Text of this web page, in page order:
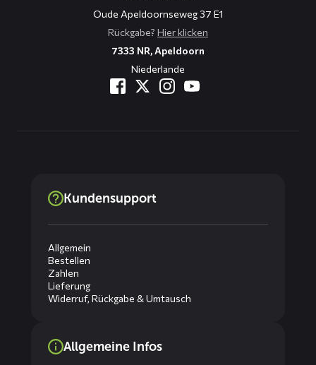
Oude Apeldoornseweg 37 E1
Rückgabe? Hier klicken
7333 NR, Apeldoorn
Niederlande
Kundensupport
Allgemein
Bestellen
Zahlen
Lieferung
Widerruf, Rückgabe & Umtausch
Allgemeine Infos